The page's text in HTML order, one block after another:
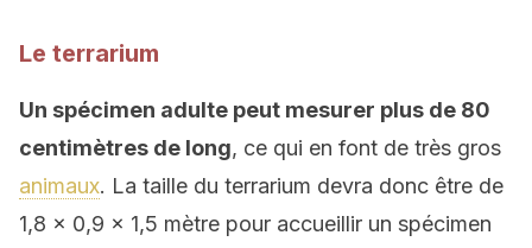
Le terrarium
Un spécimen adulte peut mesurer plus de 80
centimètres de long, ce qui en font de très gros
animaux. La taille du terrarium devra donc être de
1,8 x 0,9 x 1,5 mètre pour accueillir un spécimen